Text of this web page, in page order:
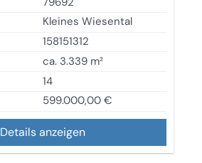
Kleines Wiesental
158151312
ca. 3.339 m²
14
599.000,00 €
Details anzeigen